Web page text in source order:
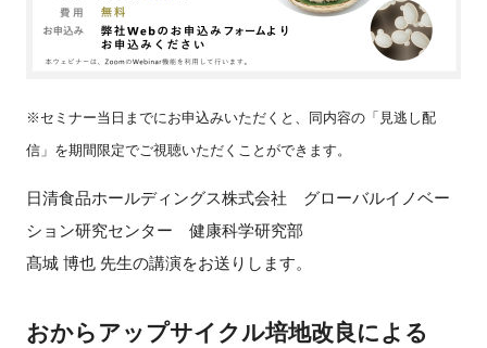
ニュース・掲示板
特別会員
施設・アクセス
FAQ
イベントお知らせメール登録
※セミナー当日までにお申込みいただくと、同内容の「見逃し配
信」を期間限定でご視聴いただくことができます。
日清食品ホールディングス株式会社 グローバルイノベー
ション研究センター 健康科学研究部
髙城 博也 先生の講演をお送りします。
おからアップサイクル培地改良による